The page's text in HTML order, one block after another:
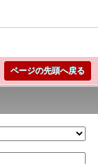
ページの先頭へ戻る